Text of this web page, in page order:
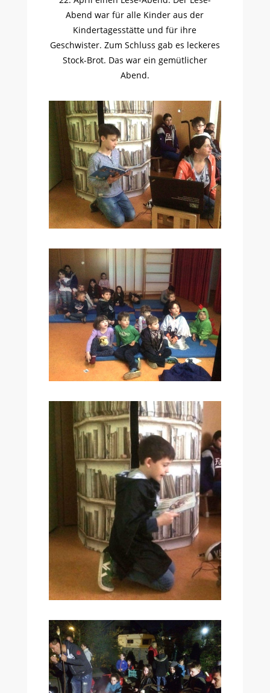
Abend war für alle Kinder aus der
Kindertagesstätte und für ihre
Geschwister. Zum Schluss gab es leckeres
Stock-Brot. Das war ein gemütlicher
Abend.